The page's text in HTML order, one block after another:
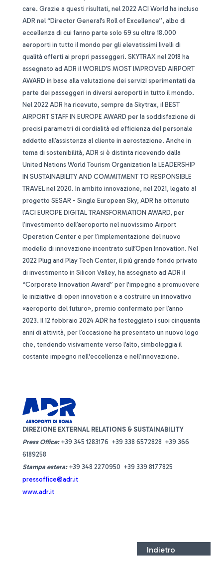
care. Grazie a questi risultati, nel 2022 ACI World ha incluso
ADR nel “Director General’s Roll of Excellence”, albo di
eccellenza di cui fanno parte solo 69 su oltre 18.000
aeroporti in tutto il mondo per gli elevatissimi livelli di
qualità offerti ai propri passeggeri. SKYTRAX nel 2018 ha
assegnato ad ADR il WORLD’S MOST IMPROVED AIRPORT
AWARD in base alla valutazione dei servizi sperimentati da
parte dei passeggeri in diversi aeroporti in tutto il mondo.
Nel 2022 ADR ha ricevuto, sempre da Skytrax, il BEST
AIRPORT STAFF IN EUROPE AWARD per la soddisfazione di
precisi parametri di cordialità ed efficienza del personale
addetto all’assistenza al cliente in aerostazione. Anche in
tema di sostenibilità, ADR si è distinta ricevendo dalla
United Nations World Tourism Organization la LEADERSHIP
IN SUSTAINABILITY AND COMMITMENT TO RESPONSIBLE
TRAVEL nel 2020. In ambito innovazione, nel 2021, legato al
progetto SESAR - Single European Sky, ADR ha ottenuto
l’ACI EUROPE DIGITAL TRANSFORMATION AWARD, per
l’investimento dell’aeroporto nel nuovissimo Airport
Operation Center e per l’implementazione del nuovo
modello di innovazione incentrato sull’Open Innovation. Nel
2022 Plug and Play Tech Center, il più grande fondo privato
di investimento in Silicon Valley, ha assegnato ad ADR il
“Corporate Innovation Award” per l'impegno a promuovere
le iniziative di open innovation e a costruire un innovativo
«aeroporto del futuro», premio confermato per l’anno
2023. Il 12 febbraio 2024 ADR ha festeggiato i suoi cinquanta
anni di attività, per l’occasione ha presentato un nuovo logo
che, tendendo visivamente verso l’alto, simboleggia il
costante impegno nell'eccellenza e nell’innovazione.
DIREZIONE EXTERNAL RELATIONS & SUSTAINABILITY
Press Office:+39 345 1283176 +39 338 6572828 +39 366
6189258
Stampa estera:+39 348 2270950 +39 339 8177825
pressoffice@adr.it
www.adr.it
Indietro